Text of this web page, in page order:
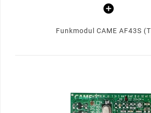
Funkmodul CAME AF43S